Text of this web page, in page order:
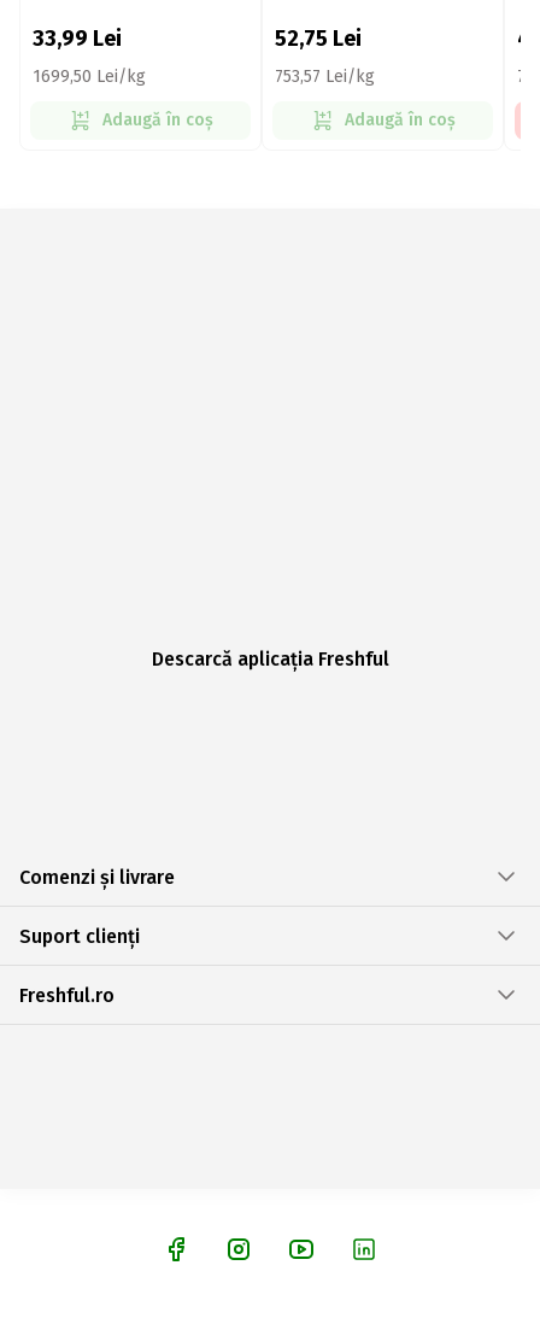
33,99 Lei
1699,50 Lei/kg
Adaugă în coș
52,75 Lei
753,57 Lei/kg
Adaugă în coș
Descarcă aplicația Freshful
Comenzi și livrare
Suport clienți
Freshful.ro